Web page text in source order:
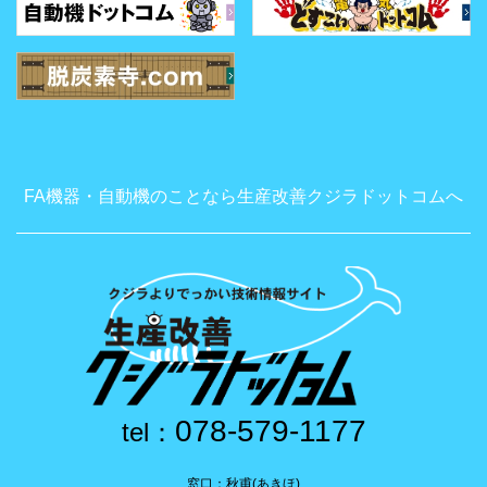
FA機器・自動機のことなら生産改善クジラドットコムへ
tel： 078-579-1177